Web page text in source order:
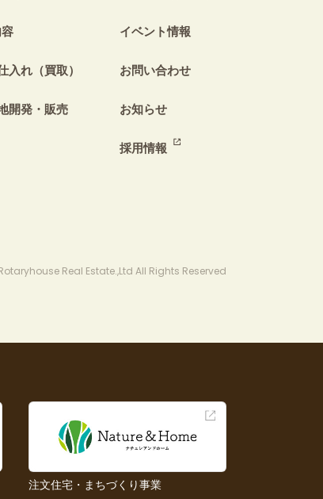
入れ（買取）
開発・販売
イベント情報
お問い合わせ
お知らせ
採用情報
Real Estate.,Ltd All Rights Reserved
注文住宅・まちづくり事業